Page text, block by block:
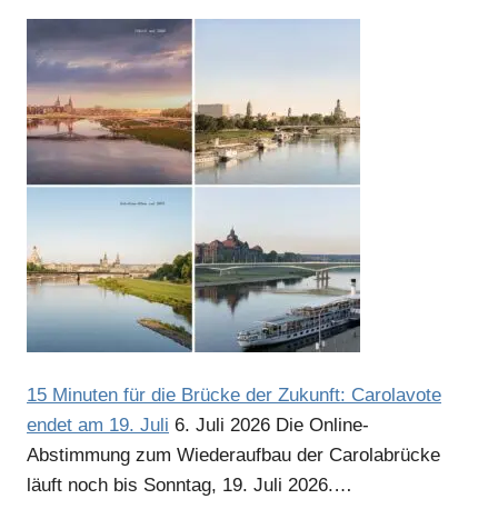
15 Minuten für die Brücke der Zukunft: Carolavote
endet am 19. Juli 6. Juli 2026 Die Online-
Abstimmung zum Wiederaufbau der Carolabrücke
läuft noch bis Sonntag, 19. Juli 2026.…